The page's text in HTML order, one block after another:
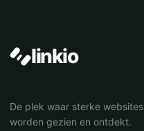
linkio
De plek waar sterke websites
worden gezien en ontdekt.